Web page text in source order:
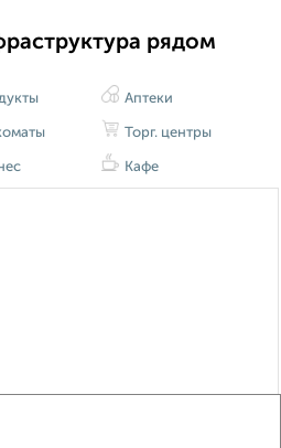
рядом
Аптеки
Торг. центры
Кафе